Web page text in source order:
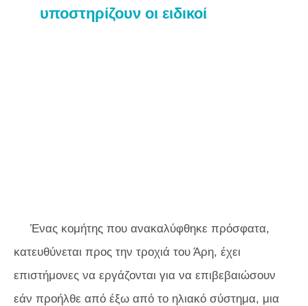
υποστηρίζουν οι ειδικοί
Ένας κομήτης που ανακαλύφθηκε πρόσφατα,
κατευθύνεται προς την τροχιά του Άρη, έχει
επιστήμονες να εργάζονται για να επιβεβαιώσουν
εάν προήλθε από έξω από το ηλιακό σύστημα, μια